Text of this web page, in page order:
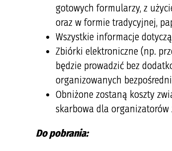
gotowych formularzy, z
oraz w formie tradycyjnej,
Wszystkie informacje
Zbiórki elektroniczne (np.
będzie prowadzić bez
organizowanych
Obniżone zostaną koszty
skarbowa dla organizatorów
Do pobrania: